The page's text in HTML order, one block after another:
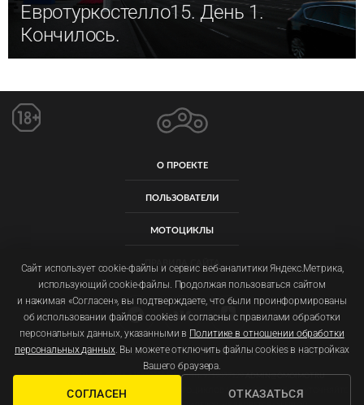
Евротуркостелло15. День 1.
Кончилось.
О ПРОЕКТЕ
ПОЛЬЗОВАТЕЛИ
МОТОЦИКЛЫ
ПРАВИЛА САЙТА
Пользовательское соглашениеПолитика обработки персональных данных
ООО «ОМОЙМОТ» ОГРН: 1257700092011 ИНН: 9719077129ADMIN@OMOIMOT.RU
ФОТОГРАФИИ, ЦЕНЫ И ХАРАКТЕРИСТИКИ МОТОЦИКЛОВ МОГУТ ОТЛИЧАТЬСЯ. УТОЧНЯЙТЕ
Сайт использует cookie-файлы и сервис веб-аналитики Яндекс.Метрика,
использующий cookie-файлы. Продолжая пользоваться сайтом
и нажимая «Согласен», вы подтверждаете, что были проинформированы
об использовании файлов cookies и согласны с правилами обработки
персональных данных, указанными в Политике в отношении обработки
персональных данных. Вы можете отключить файлы cookies в настройках
Вашего браузера.
СОГЛАСЕН ОТКАЗАТЬСЯ